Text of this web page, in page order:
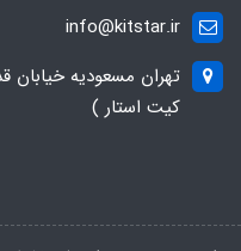
info@kitstar.ir
تهران مسعودیه خیابان
کیت استار )